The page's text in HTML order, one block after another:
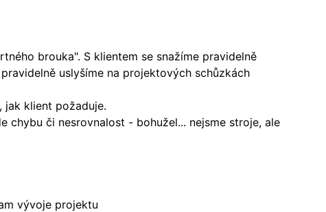
brouka". S klientem se snažíme pravidelně
uslyšíme na projektových schůzkách
klient požaduje.
či nesrovnalost - bohužel... nejsme stroje, ale
vývoje projektu